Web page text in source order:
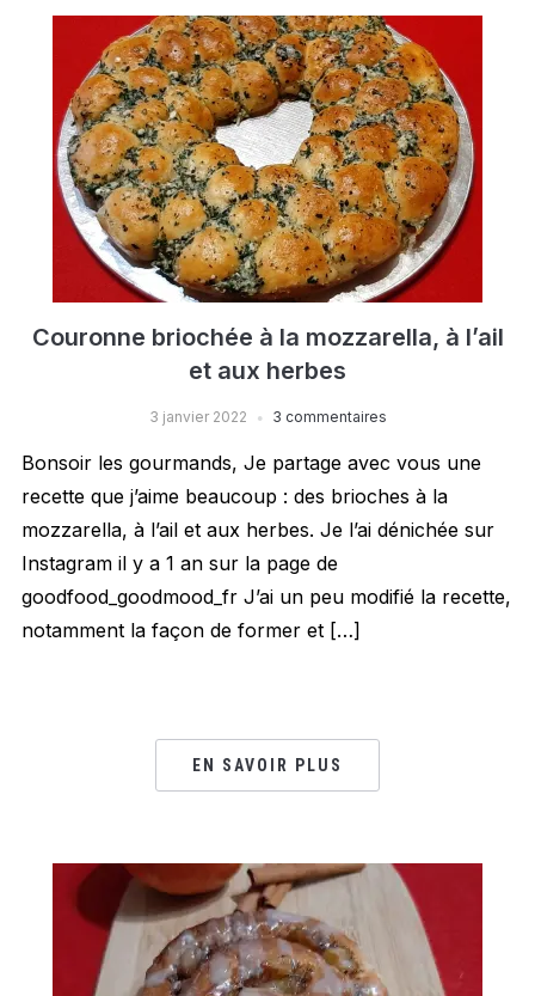
Couronne briochée à la mozzarella, à l’ail
et aux herbes
3 janvier 2022 3 commentaires
Bonsoir les gourmands, Je partage avec vous une
recette que j’aime beaucoup : des brioches à la
mozzarella, à l’ail et aux herbes. Je l’ai dénichée sur
Instagram il y a 1 an sur la page de
goodfood_goodmood_fr J’ai un peu modifié la recette,
notamment la façon de former et […]
EN SAVOIR PLUS